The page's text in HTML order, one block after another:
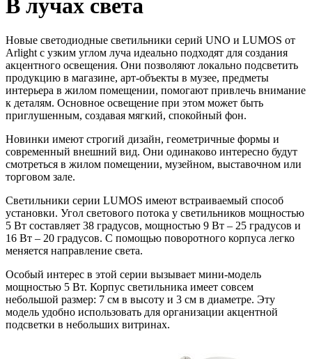
В лучах света
Новые светодиодные светильники серий UNO и LUMOS от
Arlight с узким углом луча идеально подходят для создания
акцентного освещения. Они позволяют локально подсветить
продукцию в магазине, арт-объекты в музее, предметы
интерьера в жилом помещении, помогают привлечь внимание
к деталям. Основное освещение при этом может быть
приглушенным, создавая мягкий, спокойный фон.
Новинки имеют строгий дизайн, геометричные формы и
современный внешний вид. Они одинаково интересно будут
смотреться в жилом помещении, музейном, выставочном или
торговом зале.
Светильники серии LUMOS имеют встраиваемый способ
установки. Угол светового потока у светильников мощностью
5 Вт составляет 38 градусов, мощностью 9 Вт – 25 градусов и
16 Вт – 20 градусов. С помощью поворотного корпуса легко
меняется направление света.
Особый интерес в этой серии вызывает мини-модель
мощностью 5 Вт. Корпус светильника имеет совсем
небольшой размер: 7 см в высоту и 3 см в диаметре. Эту
модель удобно использовать для организации акцентной
подсветки в небольших витринах.